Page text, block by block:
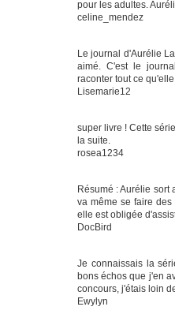
pour les adultes.
celine_mendez
Le journal d'Aurélie
aimé. C'est le
raconter tout ce
Lisemarie12
super livre ! Cette
la suite.
rosea1234
Résumé : Aurélie
va même se faire
elle est obligée
DocBird
Je connaissais la
bons échos que j'en
concours, j'étais loin
Ewylyn